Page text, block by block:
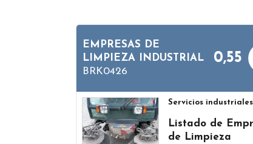
EMPRESAS DE
LIMPIEZA INDUSTRIAL
BRK0426
0,55
Servicios industriales
Listado de
de Limpieza